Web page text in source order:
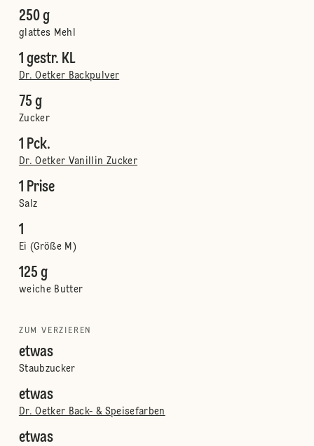
250 g
glattes Mehl
1 gestr. KL
Dr. Oetker Backpulver
75 g
Zucker
1 Pck.
Dr. Oetker Vanillin Zucker
1 Prise
Salz
1
Ei (Größe M)
125 g
weiche Butter
ZUM VERZIEREN
etwas
Staubzucker
etwas
Dr. Oetker Back- & Speisefarben
etwas